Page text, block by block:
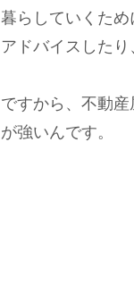
暮らしていくた
アドバイスした
ですから、不動
が強いんです。